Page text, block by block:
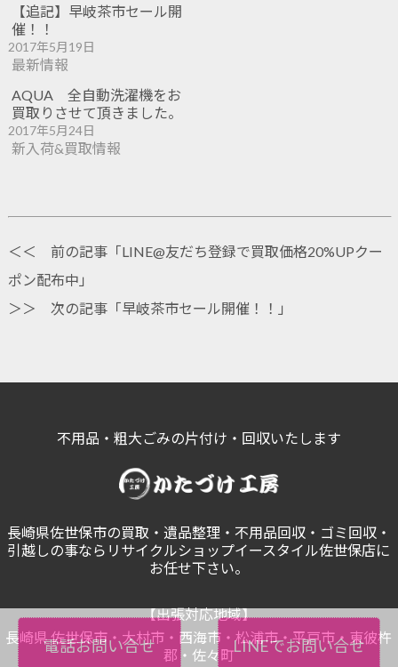
【追記】早岐茶市セール開
催！！
2017年5月19日
最新情報
AQUA 全自動洗濯機をお
買取りさせて頂きました。
2017年5月24日
新入荷&買取情報
＜＜ 前の記事「LINE@友だち登録で買取価格20%UPクー
ポン配布中 」
＞＞ 次の記事「早岐茶市セール開催！！ 」
不用品・粗大ごみの片付け・回収いたします
長崎県佐世保市の買取・遺品整理・不用品回収・ゴミ回収・
引越しの事ならリサイクルショップイースタイル佐世保店に
お任せ下さい。
【出張対応地域】
長崎県 佐世保市・大村市・西海市・松浦市・平戸市・東彼杵
郡・佐々町
電話お問い合せ LINEでお問い合せ